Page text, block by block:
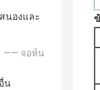
นองและ
—— จอห์น
น